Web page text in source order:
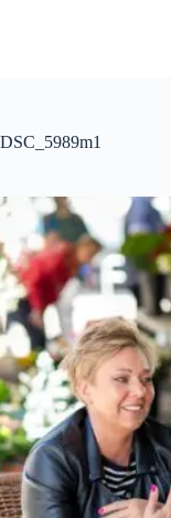
DSC_5989m1